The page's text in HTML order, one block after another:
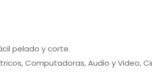
pelado y corte.
Computadoras, Audio y Video,